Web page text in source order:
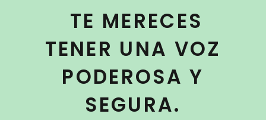
TE MERECES
TENER UNA VOZ
PODEROSA Y
SEGURA.